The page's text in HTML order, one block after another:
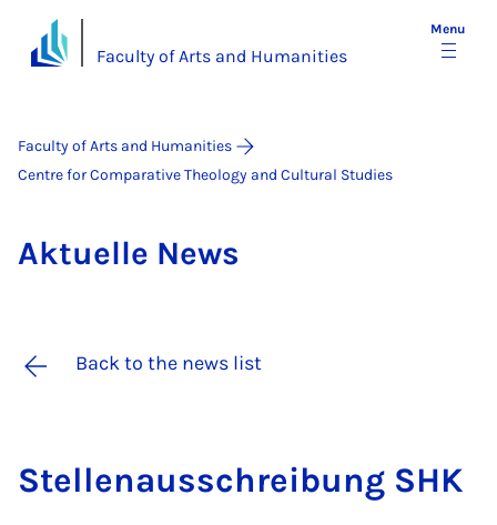
Faculty of Arts and Humanities
Menu
Faculty of Arts and Humanities
Centre for Comparative Theology and Cultural Studies
Ak­tuelle News
Back to the news list
Stel­lenaus­s­chreibung SHK